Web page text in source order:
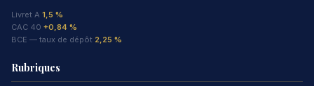
Livret A 1,5 %
CAC 40 +0,84 %
BCE — taux de dépôt 2,25 %
Rubriques